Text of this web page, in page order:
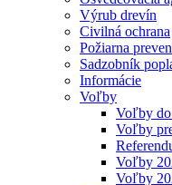
Výrub drevín
Civilná ochrana
Požiarna
Sadzobník
Informácie
Voľby
Voľby do
Voľby
Voľby
Voľby